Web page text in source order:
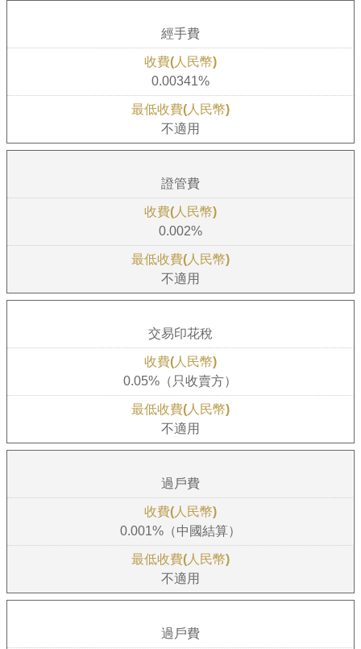
經手費
0.00341%
不適用
證管費
0.002%
不適用
交易印花稅
0.05%（只收賣方）
不適用
過戶費
0.001%（中國結算）
不適用
過戶費